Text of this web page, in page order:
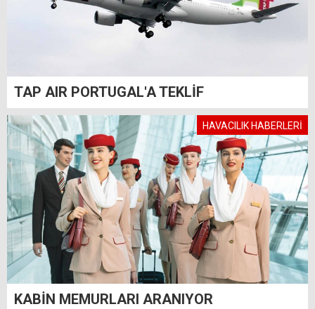
TAP AIR PORTUGAL'A TEKLİF
HAVACILIK HABERLERİ
KABİN MEMURLARI ARANIYOR